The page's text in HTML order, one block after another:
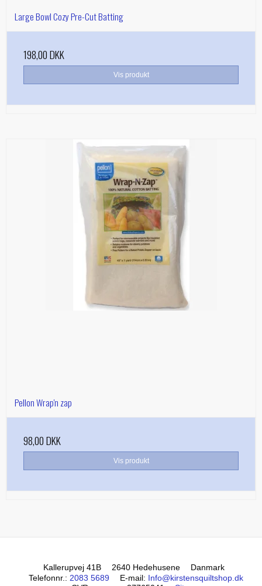
Large Bowl Cozy Pre-Cut Batting
198,00 DKK
Vis produkt
Pellon Wrap'n zap
98,00 DKK
Vis produkt
Kallerupvej 41B 2640 Hedehusene
Danmark
Telefonnr. : 2083 5689 E-mail: Info@kirstensquiltshop.dk